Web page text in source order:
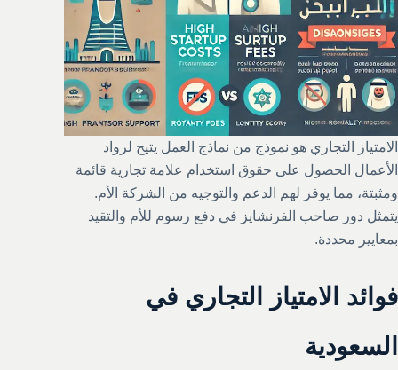
الامتياز التجاري هو نموذج من نماذج العمل يتيح لرواد
الأعمال الحصول على حقوق استخدام علامة تجارية قائمة
ومثبتة، مما يوفر لهم الدعم والتوجيه من الشركة الأم.
يتمثل دور صاحب الفرنشايز في دفع رسوم للأم والتقيد
بمعايير محددة.
فوائد الامتياز التجاري في
السعودية